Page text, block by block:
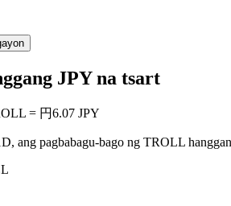
JPY na tsart
= 円6.07 JPY
ang pagbabagu-bago ng TROLL